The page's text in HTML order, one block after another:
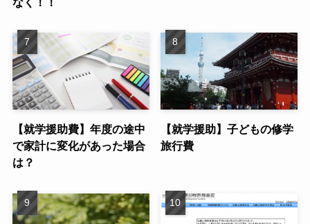
【就学援助費】年度の途中
で家計に変化があった場合
は？
【就学援助】子どもの修学
旅行費